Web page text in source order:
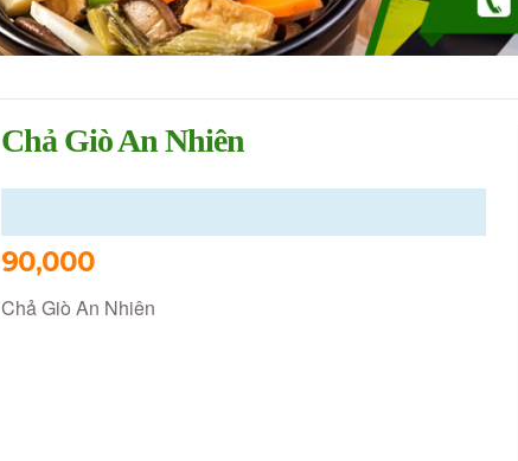
Chả Giò An Nhiên
90,000
Chả Giò An Nhiên